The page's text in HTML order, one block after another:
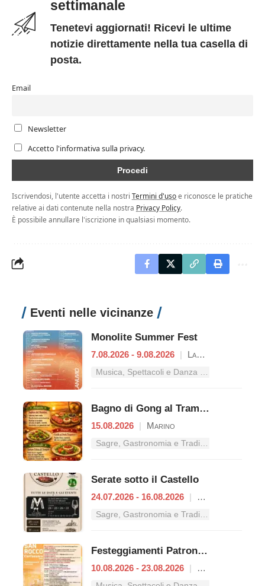
settimanale
Tenetevi aggiornati! Ricevi le ultime
notizie direttamente nella tua casella di
posta.
Email
Newsletter
Accetto l'informativa sulla privacy.
Iscrivendosi, l'utente accetta i nostri Termini d'usoe riconosce le pratiche
relative ai dati contenute nella nostra Privacy Policy.
È possibile annullare l'iscrizione in qualsiasi momento.
Eventi nelle vicinanze
Monolite Summer Fest
7.08.2026 - 9.08.2026 | Lanuvio
Bagno di Gong al Tramonto | Cena Veg
15.08.2026 | Marino
Serate sotto il Castello
24.07.2026 - 16.08.2026 |
Festeggiamenti Patronali di San Rocco
10.08.2026 - 23.08.2026 |